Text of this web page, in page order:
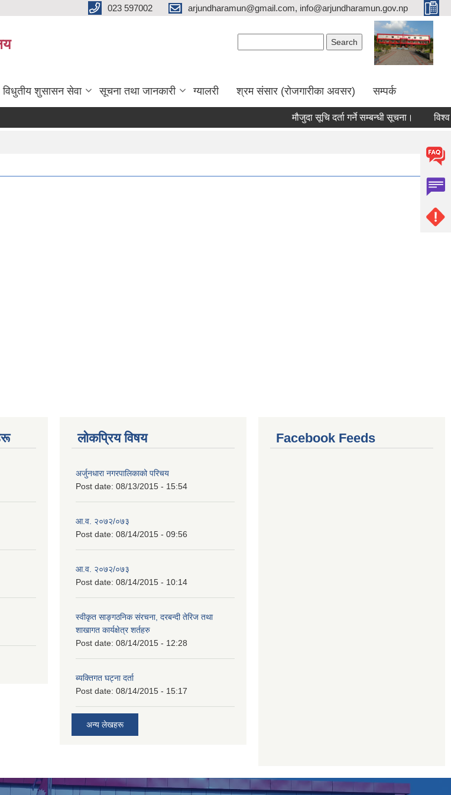
023 597002 arjundharamun@gmail.com, info@arjundharamun.gov.np
विधुतीय शुसासन सेवा सूचना तथा जानकारी ग्यालरी श्रम संसार (रोजगारीका अवसर) सम्पर्क
मौजुदा सूचि दर्ता गर्ने सम्बन्धी सूचना। विश्व
लोकप्रिय विषय
अर्जुनधारा नगरपालिकाको परिचय
Post date: 08/13/2015 - 15:54
आ.व. २०७२/०७३
Post date: 08/14/2015 - 09:56
आ.व. २०७२/०७३
Post date: 08/14/2015 - 10:14
स्वीकृत साङ्गठनिक संरचना, दरबन्दी तेरिज तथा
शाखागत कार्यक्षेत्र शर्तहरु
Post date: 08/14/2015 - 12:28
ब्यक्तिगत घट्ना दर्ता
Post date: 08/14/2015 - 15:17
अन्य लेखहरू
Facebook Feeds